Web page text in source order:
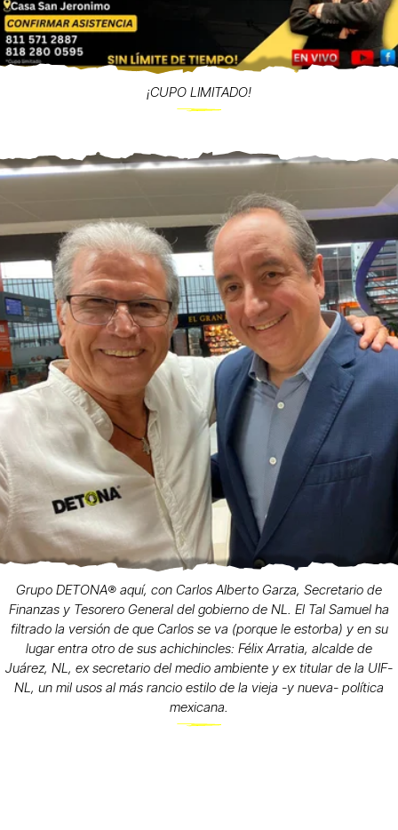
¡CUPO LIMITADO!
Grupo DETONA®️ aquí, con Carlos Alberto Garza, Secretario de
Finanzas y Tesorero General del gobierno de NL. El Tal Samuel ha
filtrado la versión de que Carlos se va (porque le estorba) y en su
lugar entra otro de sus achichincles: Félix Arratia, alcalde de
Juárez, NL, ex secretario del medio ambiente y ex titular de la UIF-
NL, un mil usos al más rancio estilo de la vieja -y nueva- política
mexicana.